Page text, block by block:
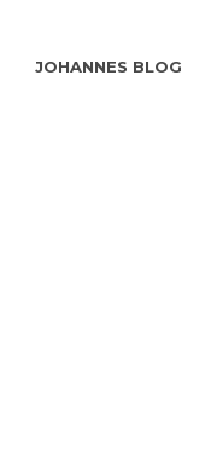
JOHANNES BLOG